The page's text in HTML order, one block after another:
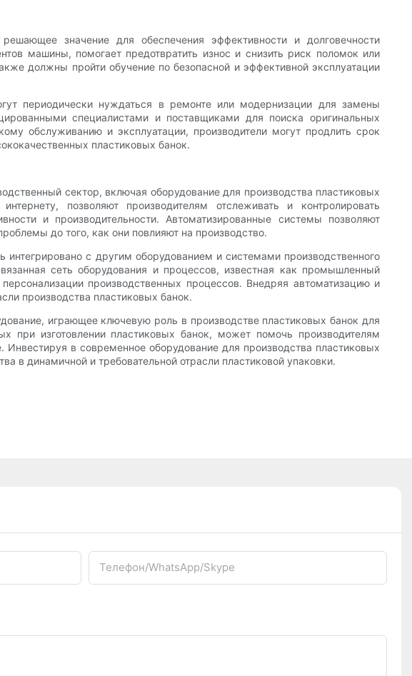
значение для обеспечения эффективности и долговечности
машины, помогает предотвратить износ и снизить риск поломок или
должны пройти обучение по безопасной и эффективной эксплуатации
периодически нуждаться в ремонте или модернизации для замены
специалистами и поставщиками для поиска оригинальных
обслуживанию и эксплуатации, производители могут продлить срок
пластиковых банок.
сектор, включая оборудование для производства пластиковых
позволяют производителям отслеживать и контролировать
и производительности. Автоматизированные системы позволяют
до того, как они повлияют на производство.
с другим оборудованием и системами производственного
сеть оборудования и процессов, известная как промышленный
производственных процессов. Внедряя автоматизацию и
производства пластиковых банок.
играющее ключевую роль в производстве пластиковых банок для
изготовлении пластиковых банок, может помочь производителям
в современное оборудование для производства пластиковых
в динамичной и требовательной отрасли пластиковой упаковки.
Телефон/WhatsApp/Skype